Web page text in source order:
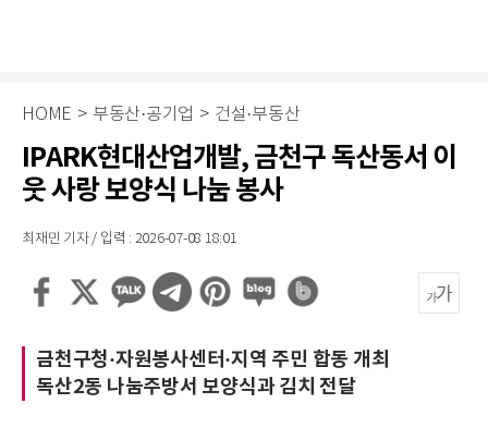
HOME > 부동산·공기업 > 건설·부동산
IPARK현대산업개발, 금천구 독산동서 이
웃 사랑 보양식 나눔 봉사
최재민 기자 / 입력 : 2026-07-08 18:01
금천구청·자원봉사센터·지역 주민 합동 개최
독산2동 나눔주방서 보양식과 김치 전달